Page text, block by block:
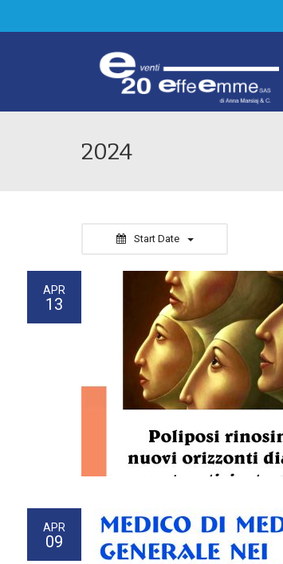
2024
Start Date
APR
13
APR
09